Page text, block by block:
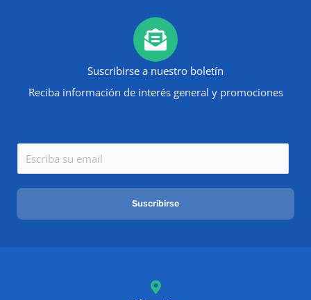
Suscribirse a nuestro boletín
Reciba información de interés general y promociones
m
a
Suscribirse